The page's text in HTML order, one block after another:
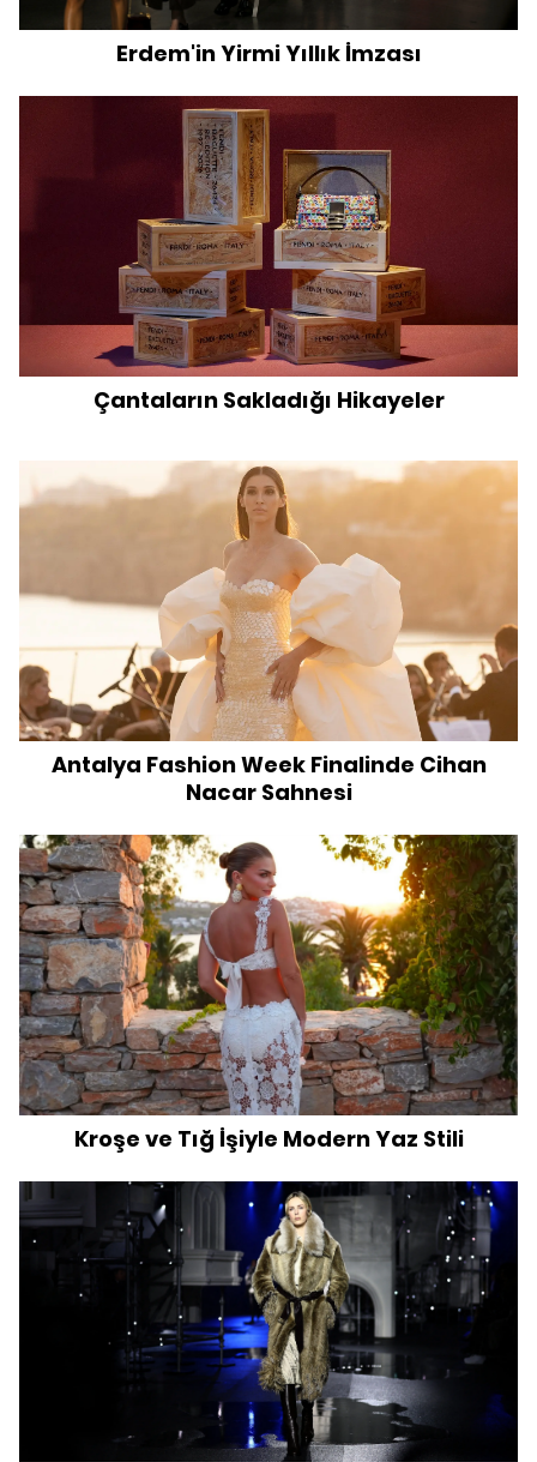
Erdem'in Yirmi Yıllık İmzası
Çantaların Sakladığı Hikayeler
Antalya Fashion Week Finalinde Cihan
Nacar Sahnesi
Kroşe ve Tığ İşiyle Modern Yaz Stili